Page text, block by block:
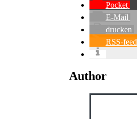
Pocket
E-Mail
drucken
RSS-feed
Author